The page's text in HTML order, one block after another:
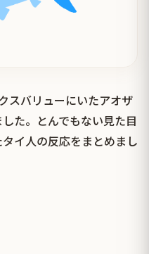
スバリューにいたアオザ
た。とんでもない見た目
イ人の反応をまとめまし